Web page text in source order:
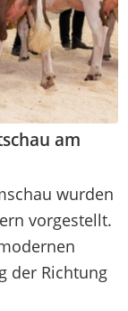
am
wurden
vorgestellt.
der Richtung